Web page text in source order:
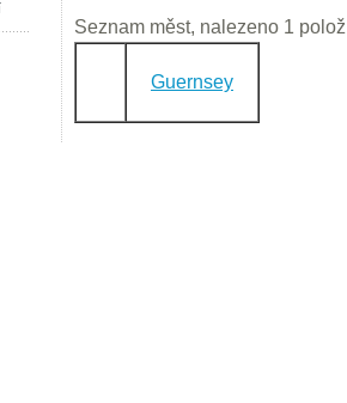
Seznam měst, nalezeno 1
Guernsey